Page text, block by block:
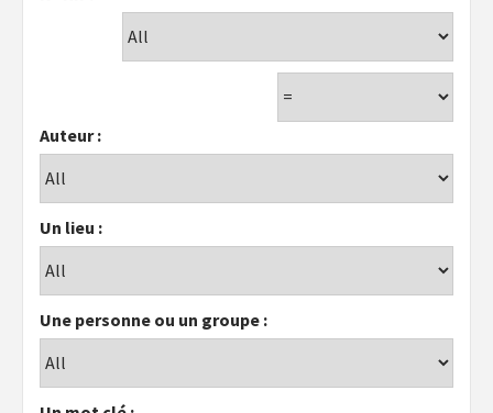
Auteur :
Un lieu :
Une personne ou un groupe :